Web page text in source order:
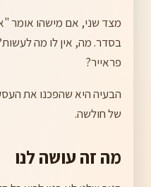
מצד שני, אם מישהו אומר
בסדר. מה, אין לו מה
פראייר?
הבעיה היא שהפכנו את
של חולשה.
מה זה עושה לנו